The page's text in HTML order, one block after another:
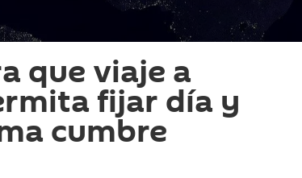
que viaje a
fijar día y
cumbre